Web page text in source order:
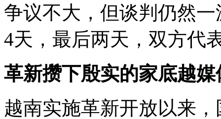
争议不大，但谈判仍然
4天，最后两天，双方代
革新攒下殷实的家底越
越南实施革新开放以来